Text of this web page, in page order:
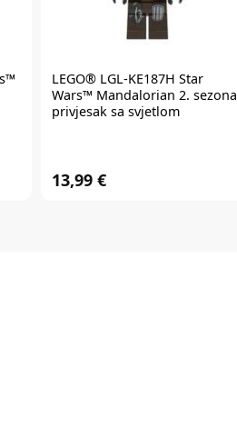
LEGO® LGL-KE187H Star
Wars™ Mandalorian 2. sezona
privjesak sa svjetlom
13,99 €